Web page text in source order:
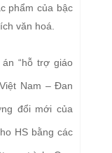
phẩm của bậc
văn hoá.
“hỗ trợ giáo
Nam – Đan
đổi mới của
HS bằng các